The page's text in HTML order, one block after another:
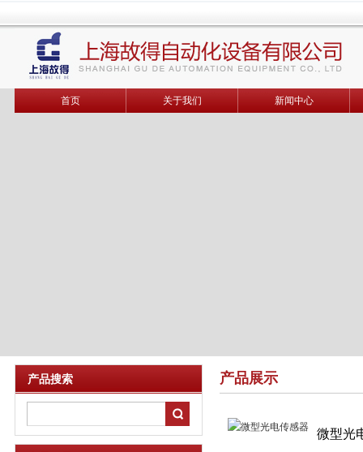
首页 关于我们 新闻中心
产品搜索 产品展示
微型光